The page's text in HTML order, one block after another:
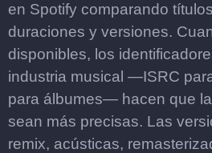
en Spotify comparando
duraciones y versiones.
disponibles, los
industria musical —ISRC
para álbumes— hacen que
sean más precisas. Las
remix, acústicas,